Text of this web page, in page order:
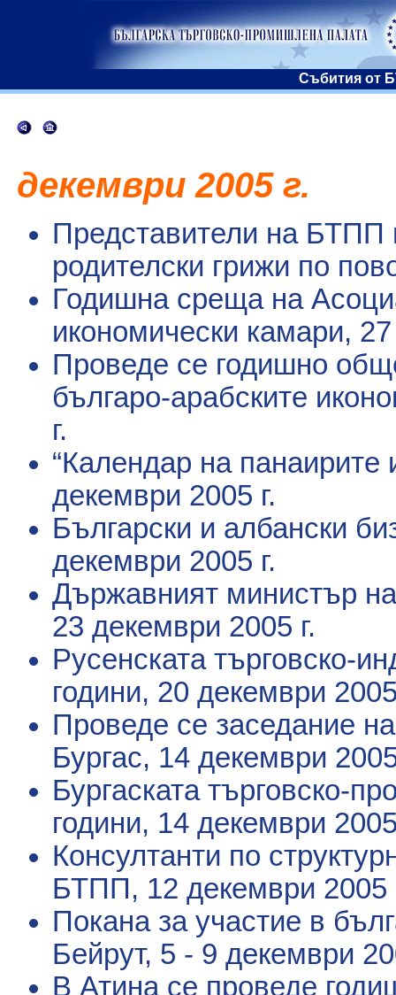
Събития от
декември 2005 г.
Представители на БТПП
родителски грижи по
Годишна среща на
икономически камари,
Проведе се годишно
българо-арабските
г.
“Календар на панаирите
декември 2005 г.
Български и албански
декември 2005 г.
Държавният министър
23 декември 2005 г.
Русенската търговско-
години, 20 декември
Проведе се заседание
Бургас, 14 декември
Бургаската търговско-
години, 14 декември
Консултанти по
БТПП, 12 декември 2005
Покана за участие в
Бейрут, 5 - 9 декември
В Атина се проведе